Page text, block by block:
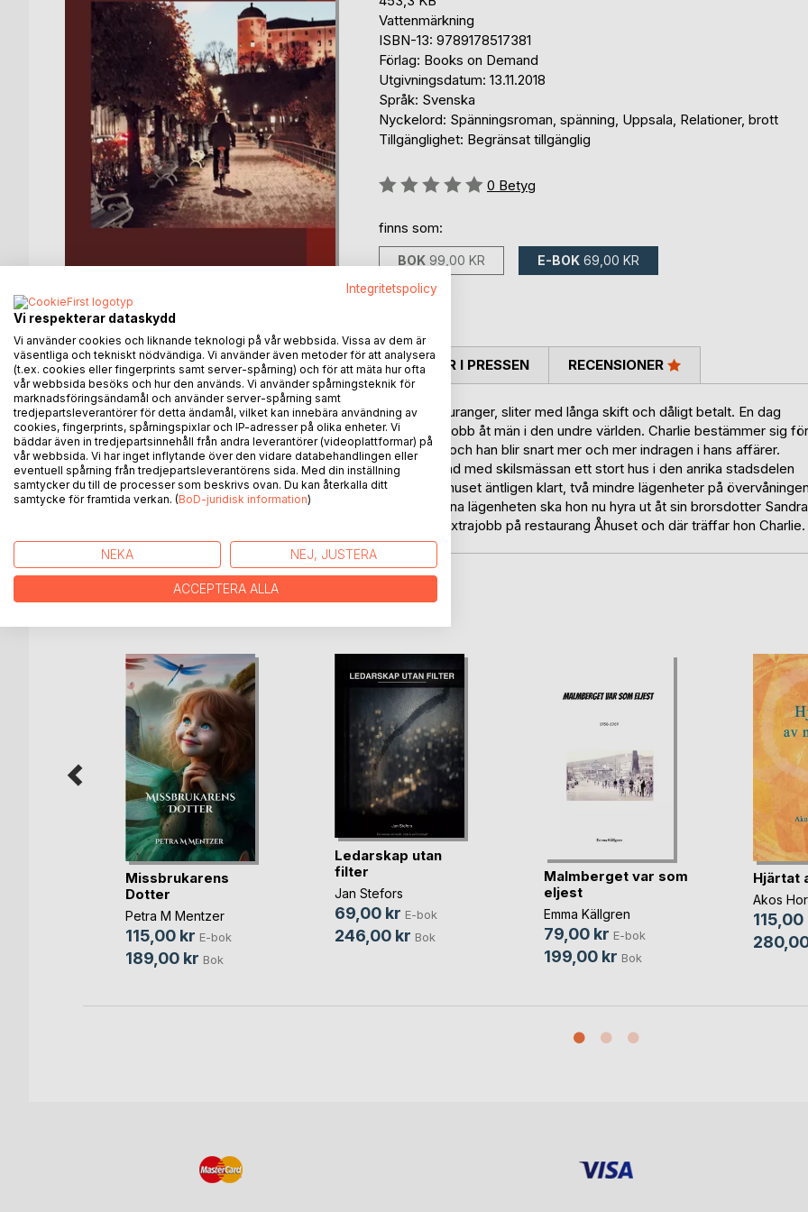
Vattenmärkning
ISBN-13: 9789178517381
Förlag: Books on Demand
Utgivningsdatum: 13.11.2018
Språk: Svenska
Nyckelord: Spänningsroman, spänning, Uppsala, Relationer, brott
Tillgänglighet: Begränsat tillgänglig
Betyg::
0 Betyg
finns som:
BOK 99,00 KR E-BOK 69,00 KR
BESKRIVNING
Charlie jobbar som diskare på en av Uppsalas bästa restauranger, sliter med långa skift och dåligt betalt. En dag
träffar han Zigge som tjänar sitt levebröd genom att göra jobb åt män i den undre världen. Charlie bestämmer sig för
att hjälpa Zigge när han behöver stöttning vid en leverans och han blir snart mer och mer indragen i hans affärer.
Jonna har nyligen skilt sig från sin man och köpte i samband med skilsmässan ett stort hus i den anrika stadsdelen
Fålhagen. Efter att ha renoverat under en lång tid så är nu huset äntligen klart, två mindre lägenheter på
och några små rum för uthyrning på nedervåningen. Den ena lägenheten ska hon nu hyra ut åt sin brorsdotter Sandra
som ska börja plugga i Uppsala. Sandra lyckas ordna ett extrajobb på restaurang Åhuset och där träffar hon Charlie.
FÖRFATTARE KOMMENTARER I PRESSEN RECENSIONER
ANDRA TITLAR HOSBoD
Missbrukarens
Dotter
Petra M Mentzer
115,00 kr E-bok
189,00 kr Bok
Ledarskap utan
filter
Jan Stefors
69,00 kr E-bok
246,00 kr Bok
Malmberget var som
eljest
Emma Källgren
79,00 kr E-bok
199,00 kr Bok
Hjärtat
Akos
115,00
Integritetspolicy
Vi respekterar dataskydd
Vi använder cookies och liknande teknologi på vår webbsida. Vissa av dem är
väsentliga och tekniskt nödvändiga. Vi använder även metoder för att analysera
(t.ex. cookies eller fingerprints samt server-spårning) och för att mäta hur ofta
vår webbsida besöks och hur den används. Vi använder spårningsteknik för
marknadsföringsändamål och använder server-spårning samt
tredjepartsleverantörer för detta ändamål, vilket kan innebära användning av
cookies, fingerprints, spårningspixlar och IP-adresser på olika enheter. Vi
bäddar även in tredjepartsinnehåll från andra leverantörer (videoplattformar) på
vår webbsida. Vi har inget inflytande över den vidare databehandlingen eller
eventuell spårning från tredjepartsleverantörens sida. Med din inställning
samtycker du till de processer som beskrivs ovan. Du kan återkalla ditt
samtycke för framtida verkan. (BoD-juridisk information)
NEKA NEJ, JUSTERA
ACCEPTERA ALLA